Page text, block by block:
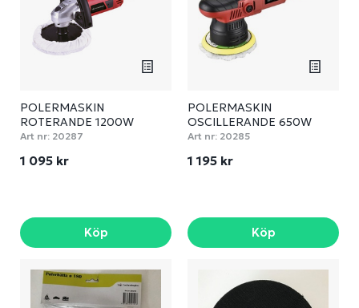
POLERMASKIN
ROTERANDE 1200W
Art nr: 20287
1 095 kr
Köp
POLERMASKIN
OSCILLERANDE 650W
Art nr: 20285
1 195 kr
Köp